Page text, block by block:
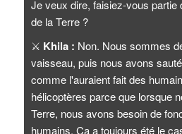
Je veux dire, faisiez-vous partie
de la Terre ?
⚔️ Khila : Non. Nous sommes
vaisseau, puis nous avons
comme l'auraient fait des
hélicoptères parce que lorsque
Terre, nous avons besoin de
humains. Ça a toujours été le